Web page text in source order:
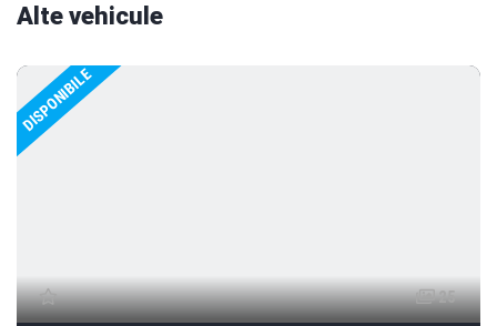
i
f
e
l
u
l
Alte vehicule
DISPONIBILE
25